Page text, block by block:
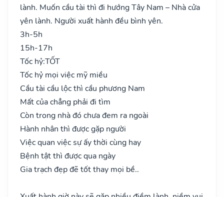
lành. Muốn cầu tài thì đi hướng Tây Nam – Nhà cửa
yên lành. Người xuất hành đều bình yên.
3h-5h
15h-17h
Tốc hỷ:TỐT
Tốc hỷ mọi việc mỹ miều
Cầu tài cầu lộc thì cầu phương Nam
Mất của chẳng phải đi tìm
Còn trong nhà đó chưa đem ra ngoài
Hành nhân thì được gặp người
Việc quan việc sự ấy thời cùng hay
Bệnh tật thì được qua ngày
Gia trạch đẹp đẽ tốt thay mọi bề..